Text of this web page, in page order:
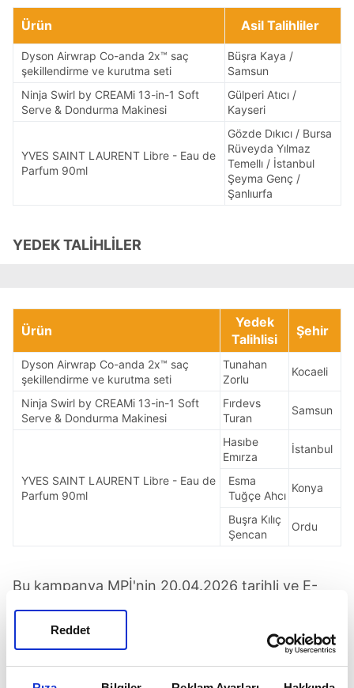
Reddet
Ürün Asil Talihliler
Dyson Airwrap Co-anda 2x™ saç
şekillendirme ve kurutma seti
Büşra Kaya /
Samsun
Ninja Swirl by CREAMi 13-in-1 Soft
Serve & Dondurma Makinesi
Gülperi Atıcı /
Kayseri
YVES SAINT LAURENT Libre - Eau de
Parfum 90ml
Gözde Dıkıcı / Bursa
Rüveyda Yılmaz
Temellı / İstanbul
Şeyma Genç /
Şanlıurfa
YEDEK TALİHLİLER
Ürün
Yedek
Talihlisi
Şehir
Dyson Airwrap Co-anda 2x™ saç
şekillendirme ve kurutma seti
Tunahan
Zorlu
Kocaeli
Ninja Swirl by CREAMi 13-in-1 Soft
Serve & Dondurma Makinesi
Fırdevs
Turan
Samsun
YVES SAINT LAURENT Libre - Eau de
Parfum 90ml
Hasıbe
Emırza
İstanbul
Esma
Tuğçe Ahcı
Konya
Buşra Kılıç
Şencan
Ordu
Bu kampanya MPİ'nin 20.04.2026 tarihli ve E-
40453693-255.01.02-89253 sayılı izniyle
düzenlenmiştir. 08.06.2026 tarihinde yapılan
çekilişe 333.756 katılım gerçekleşmiştir. İkramiye